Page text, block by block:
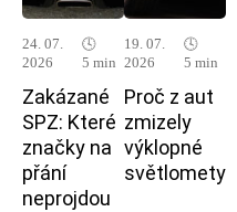
24. 07.
2026
🕓
5 min
Zakázané
SPZ: Které
značky na
přání
neprojdou
19. 07.
2026
🕓
5 min
Proč z aut
zmizely
výklopné
světlomety